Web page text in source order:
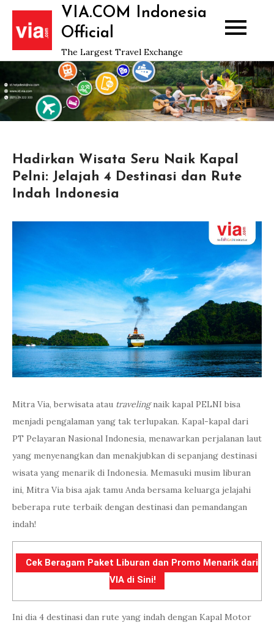
Skip
content
VIA.COM Indonesia
Official
The Largest Travel Exchange
Hadirkan Wisata Seru Naik Kapal
Pelni: Jelajah 4 Destinasi dan Rute
Indah Indonesia
Mitra Via, berwisata atau travelingnaik kapal PELNI bisa
menjadi pengalaman yang tak terlupakan. Kapal-kapal dari
PT Pelayaran Nasional Indonesia, menawarkan perjalanan laut
yang menyenangkan dan menakjubkan di sepanjang destinasi
wisata yang menarik di Indonesia. Memasuki musim liburan
ini, Mitra Via bisa ajak tamu Anda bersama keluarga jelajahi
beberapa rute terbaik dengan destinasi dan pemandangan
indah!
Cek Beragam Paket Liburan dan Promo Menarik dari
VIA di Sini!
Ini dia 4 destinasi dan rute yang indah dengan Kapal Motor